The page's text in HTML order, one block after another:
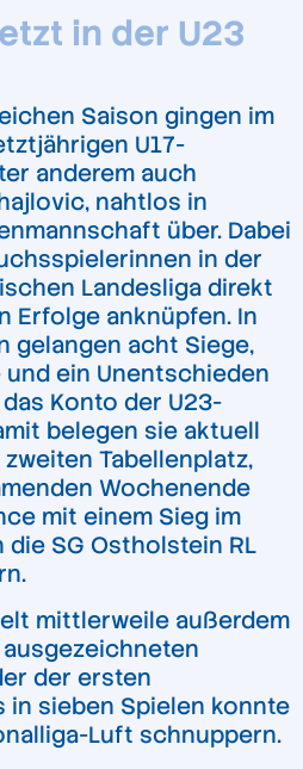
in der U23
Saison gingen im
U17-
anderem auch
nahtlos in
über. Dabei
in der
Landesliga direkt
Erfolge anknüpfen. In
gelangen acht Siege,
ein Unentschieden
Konto der U23-
belegen sie aktuell
Tabellenplatz,
Wochenende
mit einem Sieg im
SG Ostholstein RL
mittlerweile außerdem
der ersten
in sieben Spielen konnte
Luft schnuppern.